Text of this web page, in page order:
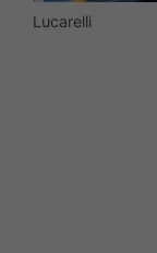
Lucarelli